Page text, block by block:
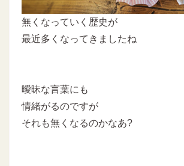
無くなっていく歴史が
最近多くなってきましたね
曖昧な言葉にも
情緒がるのですが
それも無くなるのかなあ?